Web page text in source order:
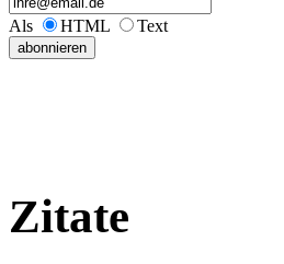
Als HTML Text
Zitate